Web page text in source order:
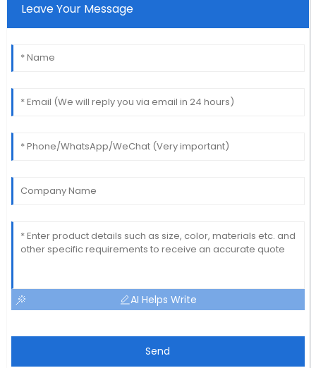
Leave Your Message
AI Helps Write
Send